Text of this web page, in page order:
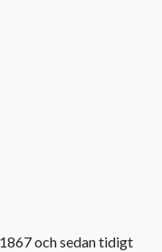
och sedan tidigt